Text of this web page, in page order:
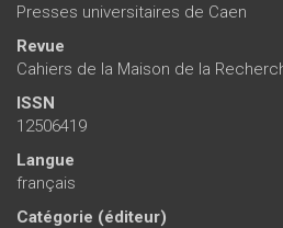
Presses universitaires de Caen
Revue
Cahiers de la Maison de la
ISSN
12506419
Langue
français
Catégorie (éditeur)